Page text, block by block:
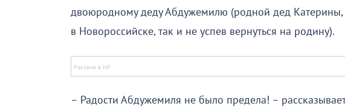
двоюродному деду Абдужемилю (родной дед Катерины,
в Новороссийске, так и не успев вернуться на родину).
– Радости Абдужемиля не было предела! –